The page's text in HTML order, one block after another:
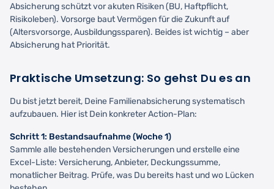
Absicherung schützt vor akuten Risiken (BU, Haftpflicht,
Risikoleben). Vorsorge baut Vermögen für die Zukunft auf
(Altersvorsorge, Ausbildungssparen). Beides ist wichtig – aber
Absicherung hat Priorität.
Praktische Umsetzung: So gehst Du es an
Du bist jetzt bereit, Deine Familienabsicherung systematisch
aufzubauen. Hier ist Dein konkreter Action-Plan:
Schritt 1: Bestandsaufnahme (Woche 1)
Sammle alle bestehenden Versicherungen und erstelle eine
Excel-Liste: Versicherung, Anbieter, Deckungssumme,
monatlicher Beitrag. Prüfe, was Du bereits hast und wo Lücken